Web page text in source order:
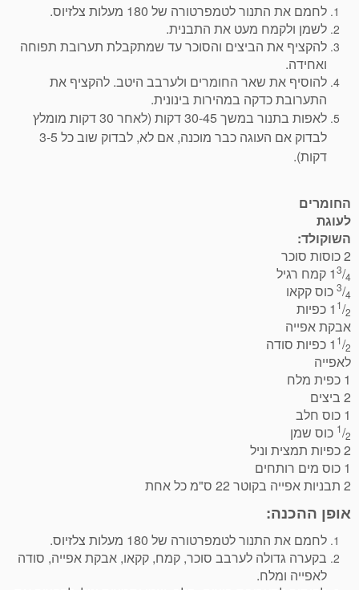
לחמם את התנור לטמפרטורה של 180 מעלות צלזיוס.
לשמן ולקמח מעט את התבנית.
להקציף את הביצים והסוכר עד שמתקבלת תערובת תפוחה
ואחידה.
להוסיף את שאר החומרים ולערבב היטב. להקציף את
התערובת כדקה במהירות בינונית.
לאפות בתנור במשך 30-45 דקות (לאחר 30 דקות מומלץ
לבדוק אם העוגה כבר מוכנה, אם לא, לבדוק שוב כל 3-5
דקות).
החומרים
לעוגת
השוקולד:
2 כוסות סוכר
13/4 קמח רגיל
3/4
כוס קקאו
1 1/2
כפיות
אבקת אפייה
1 1/2
כפיות סודה
לאפייה
1 כפית מלח
2 ביצים
1 כוס חלב
1/2
כוס שמן
2 כפיות תמצית וניל
1 כוס מים רותחים
2 תבניות אפייה בקוטר 22 ס"מ כל אחת
אופן ההכנה:
לחמם את התנור לטמפרטורה של 180 מעלות צלזיוס.
בקערה גדולה לערבב סוכר, קמח, קקאו, אבקת אפייה, סודה
לאפייה ומלח.